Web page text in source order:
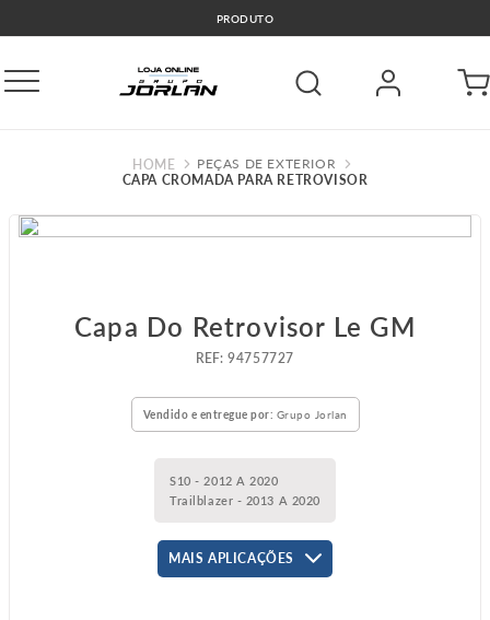
PRODUTO
PEÇAS DE EXTERIOR
CAPA CROMADA PARA RETROVISOR
Capa Do Retrovisor Le GM
:94757727
Vendido e entregue por: Grupo Jorlan
S10 - 2012 A 2020
Trailblazer - 2013 A 2020
MAIS APLICAÇÕES